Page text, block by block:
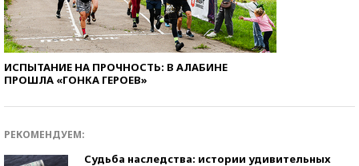
ИСПЫТАНИЕ НА ПРОЧНОСТЬ: В АЛАБИНЕ
ПРОШЛА «ГОНКА ГЕРОЕВ»
РЕКОМЕНДУЕМ:
Судьба наследства: истории удивительных